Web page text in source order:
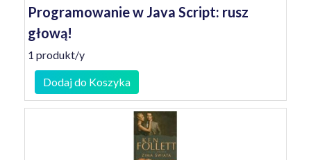
Programowanie w Java Script: rusz
głową!
1 produkt/y
Dodaj do Koszyka